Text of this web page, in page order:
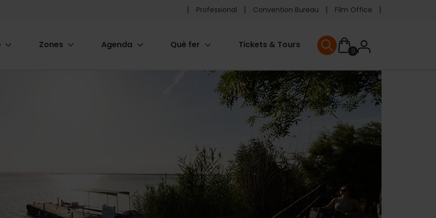
Pre
header
Professional Convention Bureau Film Office
Zones Agenda Què fer Tickets & Tours
0User
menu
User menu